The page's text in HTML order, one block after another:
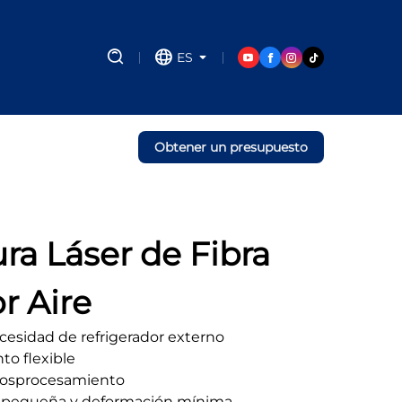
ES
Obtener un presupuesto
Láser de Fibra
Aire
de refrigerador externo
flexible